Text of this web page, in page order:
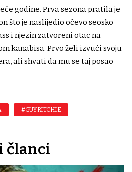
godine. Prva sezona pratila je
što je naslijedio očevo seosko
i njezin zatvoreni otac na
kanabisa. Prvo želi izvući svoju
ali shvati da mu se taj posao
#GUY RITCHIE
članci